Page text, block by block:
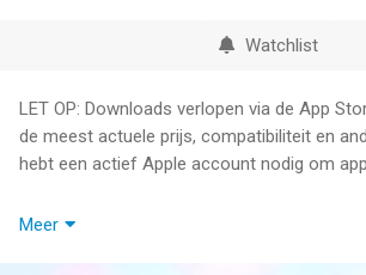
Watchlist
LET OP: Downloads verlopen via de App
de meest actuele prijs, compatibiliteit en
hebt een actief Apple account nodig om
Blossom Blast Saga, een nieuw spel van de
Meer